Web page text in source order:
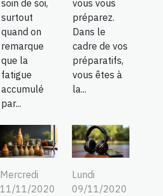
soin de soi,
surtout
quand on
remarque
que la
fatigue
accumulé
par...
vous vous
préparez.
Dans le
cadre de vos
préparatifs,
vous êtes à
la...
Mercredi
11/11/2020
Lundi
09/11/2020